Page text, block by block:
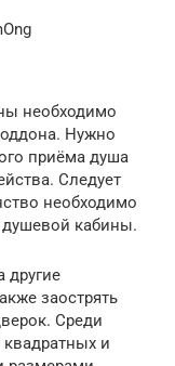
необходимо
Нужно
приёма душа
Следует
необходимо
кабины.
другие
заострять
Среди
квадратных и